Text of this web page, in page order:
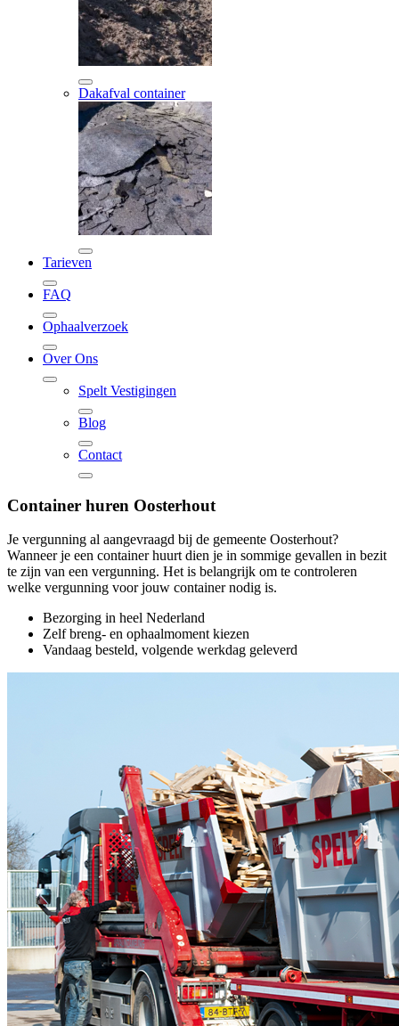
Dakafval container
Tarieven
FAQ
Ophaalverzoek
Over Ons
Spelt Vestigingen
Blog
Contact
Container huren Oosterhout
Je vergunning al aangevraagd bij de gemeente Oosterhout?
Wanneer je een container huurt dien je in sommige gevallen in bezit
te zijn van een vergunning. Het is belangrijk om te controleren
welke vergunning voor jouw container nodig is.
Bezorging in heel Nederland
Zelf breng- en ophaalmoment kiezen
Vandaag besteld, volgende werkdag geleverd